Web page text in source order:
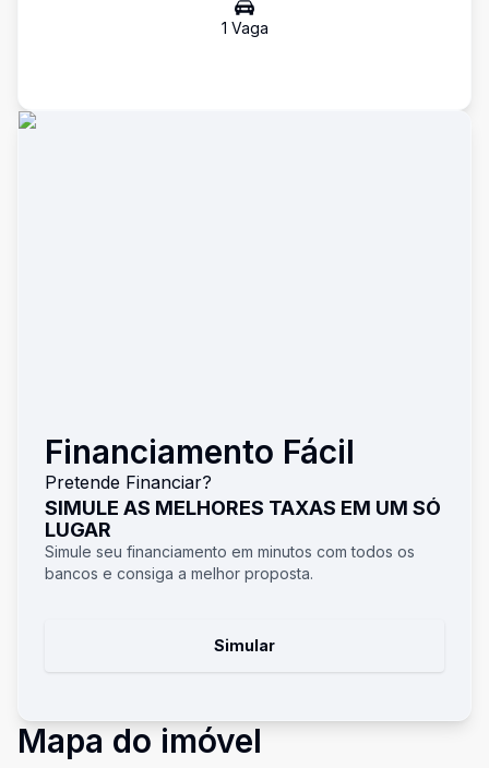
1 Vaga
Financiamento Fácil
Pretende Financiar?
SIMULE AS MELHORES TAXAS EM UM SÓ
LUGAR
Simule seu financiamento em minutos com todos os
bancos e consiga a melhor proposta.
Simular
Mapa do imóvel